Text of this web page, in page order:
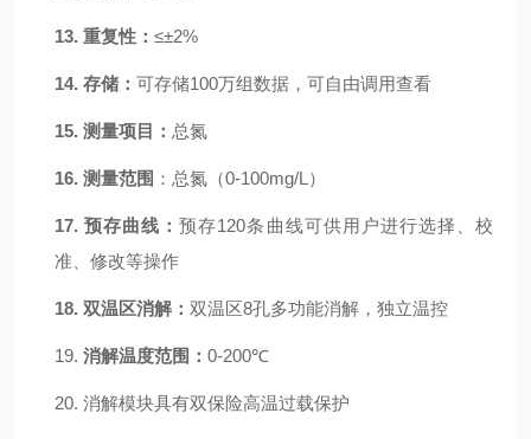
13. 重复性： ≤±2%
14. 存储： 可存储100万组数据，可自由调用查看
15. 测量项目： 总氮
16. 测量范围 ： 总氮 （0-100mg/L）
17.预存曲线：预存120条曲线可供用户进行选择、校
准、修改等操作
18. 双温区消解： 双温区8孔多功能消解 ， 独立温控
19. 消解温度范围： 0-200℃
20. 消解模块具有双保险高温过载保护